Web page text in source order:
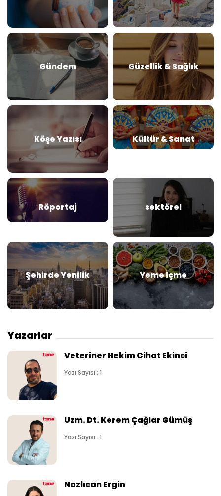
Gündem Güzellik & Sağlık
Köşe Yazısı Kültür & Sanat
Röportaj sektörel
Şehirde Yenilik Yeme İçme
Yazarlar
Veteriner Hekim Cihat Ekinci
Yazı Sayısı : 1
Uzm. Dt. Kerem Çağlar Gümüş
Yazı Sayısı : 1
Nazlıcan Ergin